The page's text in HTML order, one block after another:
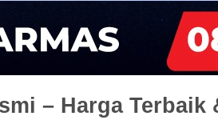
– Harga Terbaik